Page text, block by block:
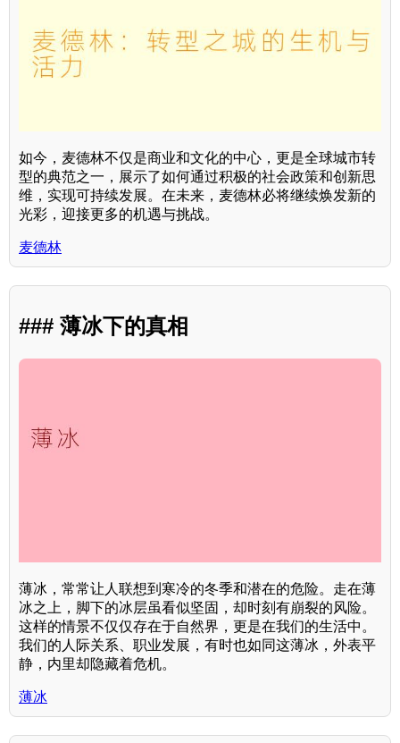
如今，麦德林不仅是商业和文化的中心，更是全球城市转
型的典范之一，展示了如何通过积极的社会政策和创新思
维，实现可持续发展。在未来，麦德林必将继续焕发新的
光彩，迎接更多的机遇与挑战。
麦德林
### 薄冰下的真相
薄冰，常常让人联想到寒冷的冬季和潜在的危险。走在薄
冰之上，脚下的冰层虽看似坚固，却时刻有崩裂的风险。
这样的情景不仅仅存在于自然界，更是在我们的生活中。
我们的人际关系、职业发展，有时也如同这薄冰，外表平
静，内里却隐藏着危机。
薄冰